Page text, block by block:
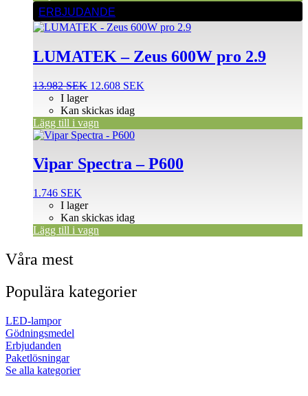
produktsidan
ERBJUDANDE
LUMATEK – Zeus 600W pro 2.9
13.982SEK Det
priset
var:
13.982 SEK.
12.608 SEK
I lager
Kan skickas idag
Lägg till i vagn
Vipar Spectra – P600
1.746 SEK
I lager
Kan skickas idag
Lägg till i vagn
Våra mest
Populära kategorier
LED-lampor
Gödningsmedel
Erbjudanden
Paketlösningar
Se alla kategorier